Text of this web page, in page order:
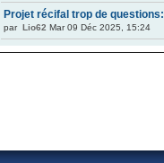
Projet récifal trop de questions:
par Lio62 Mar 09 Déc 2025, 15:24